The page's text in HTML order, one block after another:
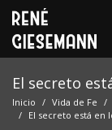
El secreto
Inicio Vida de Fe
El secreto está en